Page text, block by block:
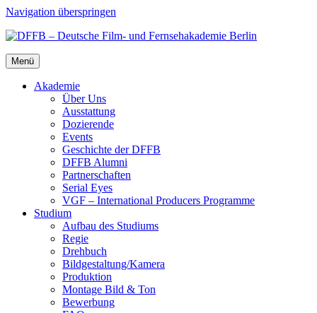
Navigation überspringen
Menü
Aka­de­mie
Über Uns
Aus­stat­tung
Dozie­ren­de
Events
Geschich­te der DFFB
DFFB Alum­ni
Part­ner­schaf­ten
Seri­al Eyes
VGF – Inter­na­tio­nal Pro­du­cers Pro­gram­me
Stu­di­um
Auf­bau des Stu­di­ums
Regie
Dreh­buch
Bildgestaltung/​​Kamera
Pro­duk­ti­on
Mon­ta­ge Bild & Ton
Bewer­bung